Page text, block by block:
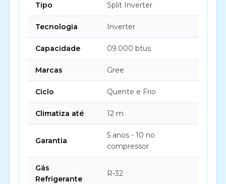
Tipo Split Inverter
Tecnologia Inverter
Capacidade 09.000 btus
Marcas Gree
Ciclo Quente e Frio
Climatiza até 12 m
Garantia
5 anos - 10 no
compressor
Gás
Refrigerante
R-32